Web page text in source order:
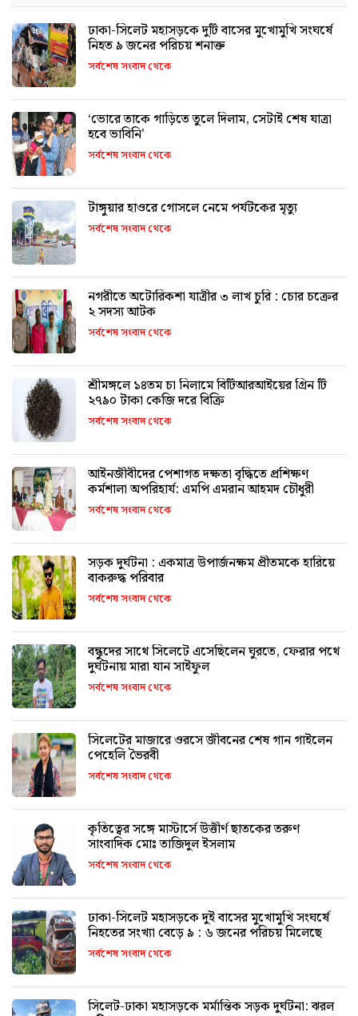
ঢাকা-সিলেট মহাসড়কে দুটি বাসের মুখোমুখি সংঘর্ষে
নিহত ৯ জনের পরিচয় শনাক্ত
সর্বশেষ সংবাদ থেকে
‘ভোরে তাকে গাড়িতে তুলে দিলাম, সেটাই শেষ যাত্রা
হবে ভাবিনি’
সর্বশেষ সংবাদ থেকে
টাঙ্গুয়ার হাওরে গোসলে নেমে পর্যটকের মৃত্যু
সর্বশেষ সংবাদ থেকে
নগরীতে অটোরিকশা যাত্রীর ৩ লাখ চুরি : চোর চক্রের
২ সদস্য আটক
সর্বশেষ সংবাদ থেকে
শ্রীমঙ্গলে ১৪তম চা নিলামে বিটিআরআইয়ের গ্রিন টি
২৭৯০ টাকা কেজি দরে বিক্রি
সর্বশেষ সংবাদ থেকে
আইনজীবীদের পেশাগত দক্ষতা বৃদ্ধিতে প্রশিক্ষণ
কর্মশালা অপরিহার্য: এমপি এমরান আহমদ চৌধুরী
সর্বশেষ সংবাদ থেকে
সড়ক দুর্ঘটনা : একমাত্র উপার্জনক্ষম প্রীতমকে হারিয়ে
বাকরুদ্ধ পরিবার
সর্বশেষ সংবাদ থেকে
বন্ধুদের সাথে সিলেটে এসেছিলেন ঘুরতে, ফেরার পথে
দুর্ঘটনায় মারা যান সাইফুল
সর্বশেষ সংবাদ থেকে
সিলেটের মাজারে ওরসে জীবনের শেষ গান গাইলেন
পেহেলি ভৈরবী
সর্বশেষ সংবাদ থেকে
কৃতিত্বের সঙ্গে মাস্টার্সে উত্তীর্ণ ছাতকের তরুণ
সাংবাদিক মোঃ তাজিদুল ইসলাম
সর্বশেষ সংবাদ থেকে
ঢাকা-সিলেট মহাসড়কে দুই বাসের মুখোমুখি সংঘর্ষে
নিহতের সংখ্যা বেড়ে ৯ : ৬ জনের পরিচয় মিলেছে
সর্বশেষ সংবাদ থেকে
সিলেট-ঢাকা মহাসড়কে মর্মান্তিক সড়ক দুর্ঘটনা: ঝরল